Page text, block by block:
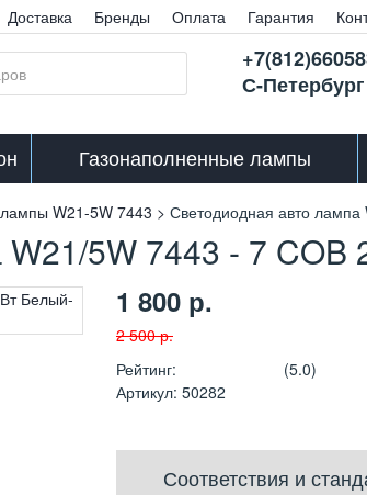
Доставка Бренды Оплата Гарантия
С-Петербург
Газонаполненные лампы
W21-5W 7443 Светодиодная авто
W21/5W 7443 - 7
1 800 р.
2 500р.
Рейтинг:
(5.0)
Артикул: 50282
Соответствия и